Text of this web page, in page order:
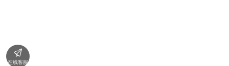

在线客服